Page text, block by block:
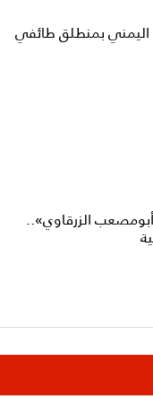
اليمني بمنطلق طائفي
يد «أبومصعب الزرقاوي»..